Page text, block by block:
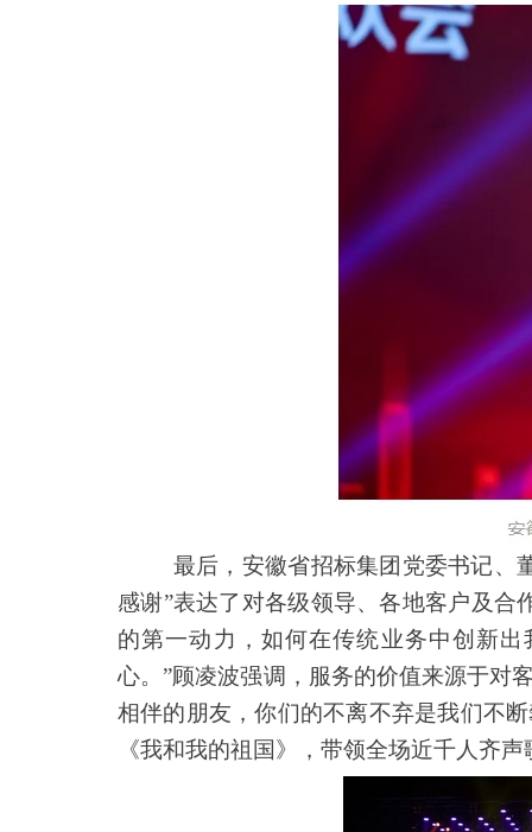
最后，安徽省招标集团党委书记、
感谢”表达了对各级领导、各地客户及
的第一动力，如何在传统业务中创新
心。”顾凌波强调，服务的价值来源于对
相伴的朋友，你们的不离不弃是我们不
《我和我的祖国》，带领全场近千人齐